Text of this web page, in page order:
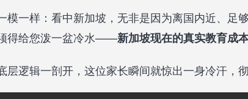
模一样：看中新加坡，无非是因为离国内近、
得给您泼一盆冷水——新加坡现在的真实教育成
逻辑一剖开，这位家长瞬间就惊出一身冷汗，彻